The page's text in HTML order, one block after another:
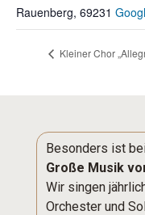
Rauenberg, 69231
Kleiner Chor
Besonders ist
Große Musik
Wir singen
Orchester und